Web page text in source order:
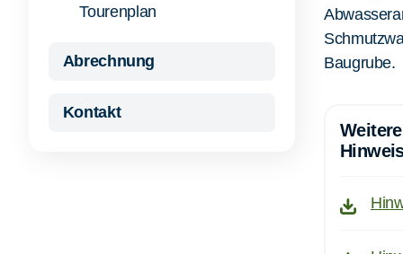
Tourenplan
Abrechnung
Kontakt
Baugrube.